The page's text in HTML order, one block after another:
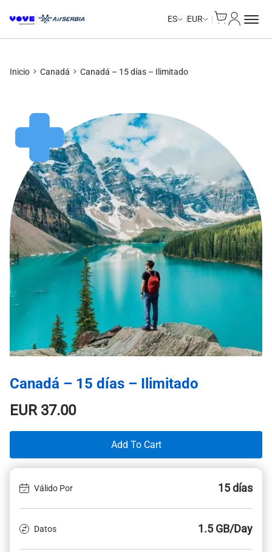
ES EUR
Inicio Canadá Canadá – 15 días – Ilimitado
Canadá – 15 días – Ilimitado
EUR37.00
Add To Cart
Válido Por 15 días
Datos 1.5 GB/Day